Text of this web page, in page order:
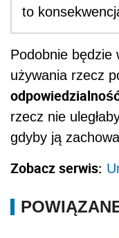
to
Podobnie będzie
używania rzecz
rzecz nie
gdyby ją
Zobacz serwis: